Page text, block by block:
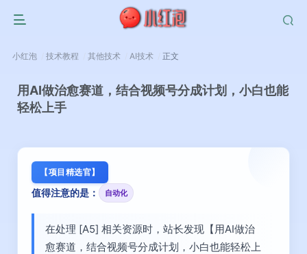
小红泡 技术教程 其他技术 AI技术 正文
用AI做治愈赛道，结合视频号分成计划，小白也能
轻松上手
【项目精选官】
值得注意的是： 自动化
在处理 [A5] 相关资源时，站长发现【用AI做治
愈赛道，结合视频号分成计划，小白也能轻松上